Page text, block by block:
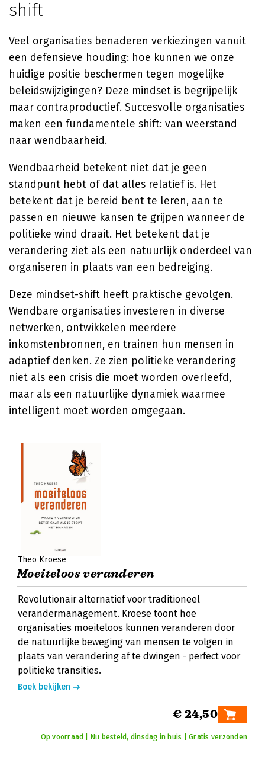
shift
Veel organisaties benaderen verkiezingen vanuit
een defensieve houding: hoe kunnen we onze
huidige positie beschermen tegen mogelijke
beleidswijzigingen? Deze mindset is begrijpelijk
maar contraproductief. Succesvolle organisaties
maken een fundamentele shift: van weerstand
naar wendbaarheid.
Wendbaarheid betekent niet dat je geen
standpunt hebt of dat alles relatief is. Het
betekent dat je bereid bent te leren, aan te
passen en nieuwe kansen te grijpen wanneer de
politieke wind draait. Het betekent dat je
verandering ziet als een natuurlijk onderdeel van
organiseren in plaats van een bedreiging.
Deze mindset-shift heeft praktische gevolgen.
Wendbare organisaties investeren in diverse
netwerken, ontwikkelen meerdere
inkomstenbronnen, en trainen hun mensen in
adaptief denken. Ze zien politieke verandering
niet als een crisis die moet worden overleefd,
maar als een natuurlijke dynamiek waarmee
intelligent moet worden omgegaan.
Theo Kroese
Moeiteloos veranderen
Revolutionair alternatief voor traditioneel
verandermanagement. Kroese toont hoe
organisaties moeiteloos kunnen veranderen door
de natuurlijke beweging van mensen te volgen in
plaats van verandering af te dwingen - perfect voor
politieke transities.
Boek bekijken
€ 24,50
Op voorraad | Nu besteld, dinsdag in huis | Gratis verzonden